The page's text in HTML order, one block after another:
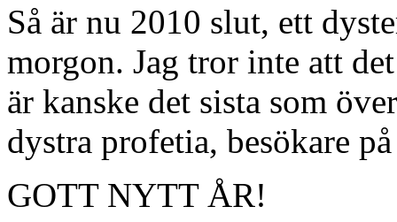
Så är nu 2010 slut, ett
morgon. Jag tror inte att
är kanske det sista som
dystra profetia, besökare
GOTT NYTT ÅR!